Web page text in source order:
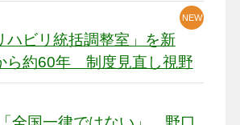
ハビリ統括調整室」を新
約60年 制度見直し視野
NEW